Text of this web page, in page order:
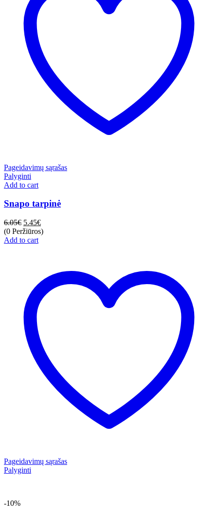
Pageidavimų sąrašas
Palyginti
Add to cart
Snapo tarpinė
6.05€ 5.45€
(0 Peržiūros)
Add to cart
Pageidavimų sąrašas
Palyginti
-10%